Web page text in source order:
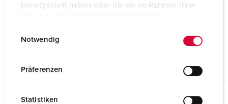
bereitgestellt haben oder die sie im Rahmen Ihrer
Notwendig
Präferenzen
Statistiken